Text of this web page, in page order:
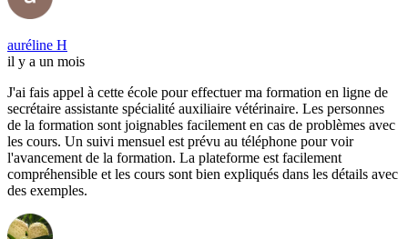
auréline H
il y a un mois
J'ai fais appel à cette école pour effectuer ma formation en ligne de
secrétaire assistante spécialité auxiliaire vétérinaire. Les personnes
de la formation sont joignables facilement en cas de problèmes avec
les cours. Un suivi mensuel est prévu au téléphone pour voir
l'avancement de la formation. La plateforme est facilement
compréhensible et les cours sont bien expliqués dans les détails avec
des exemples.